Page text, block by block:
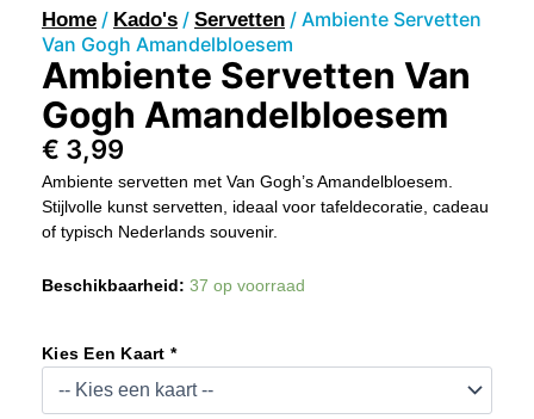
Home / Kado's / Servetten / Ambiente Servetten
Van Gogh Amandelbloesem
Ambiente Servetten Van
Gogh Amandelbloesem
€ 3,99
Ambiente servetten met Van Gogh’s Amandelbloesem.
Stijlvolle kunst servetten, ideaal voor tafeldecoratie, cadeau
of typisch Nederlands souvenir.
Beschikbaarheid: 37 op voorraad
Kies Een Kaart *
Gogh
Amandelbloesem
Aantal